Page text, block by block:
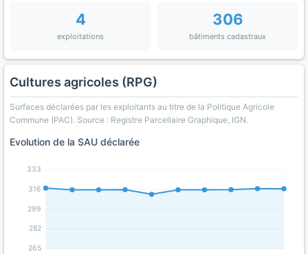
4
exploitations
306
bâtiments cadastraux
Cultures agricoles (RPG)
Surfaces déclarées par les exploitants au titre de la Politique Agricole
Commune (PAC). Source : Registre Parcellaire Graphique, IGN.
Evolution de la SAU déclarée
265
282
299
316
333